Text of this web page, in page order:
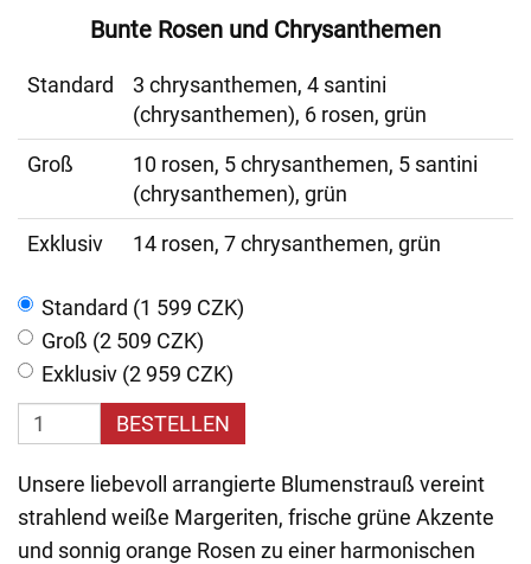
Bunte Rosen und Chrysanthemen
Standard
3 chrysanthemen, 4 santini
(chrysanthemen), 6 rosen, grün
Groß
10 rosen, 5 chrysanthemen, 5 santini
(chrysanthemen), grün
Exklusiv
14 rosen, 7 chrysanthemen, grün
Standard (1 599 CZK)
Groß (2 509 CZK)
Exklusiv (2 959 CZK)
BESTELLEN
Unsere liebevoll arrangierte Blumenstrauß vereint
strahlend weiße Margeriten, frische grüne Akzente
und sonnig orange Rosen zu einer harmonischen